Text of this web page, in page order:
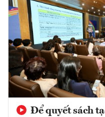
Để quyết sách